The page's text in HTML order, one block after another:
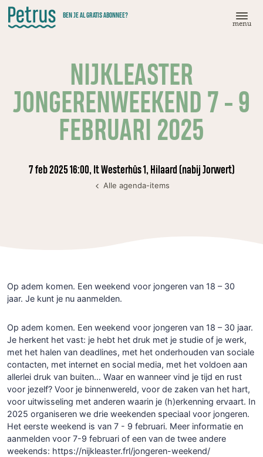
Doorgaan
naar
hoofdinhoud
BEN JE AL GRATIS ABONNEE?
menu
NIJKLEASTER
JONGERENWEEKEND 7 - 9
FEBRUARI 2025
7 feb 2025 16:00, It Westerhûs 1, Hilaard (nabij Jorwert)
Alle agenda-items
Op adem komen. Een weekend voor jongeren van 18 – 30
jaar. Je kunt je nu aanmelden.
Op adem komen. Een weekend voor jongeren van 18 – 30 jaar.
Je herkent het vast: je hebt het druk met je studie of je werk,
met het halen van deadlines, met het onderhouden van sociale
contacten, met internet en social media, met het voldoen aan
allerlei druk van buiten… Waar en wanneer vind je tijd en rust
voor jezelf? Voor je binnenwereld, voor de zaken van het hart,
voor uitwisseling met anderen waarin je (h)erkenning ervaart. In
2025 organiseren we drie weekenden speciaal voor jongeren.
Het eerste weekend is van 7 - 9 februari. Meer informatie en
aanmelden voor 7-9 februari of een van de twee andere
weekends: https://nijkleaster.frl/jongeren-weekend/